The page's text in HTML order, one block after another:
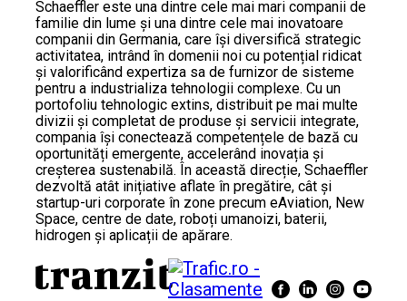
Schaeffler este una dintre cele mai mari companii de
familie din lume și una dintre cele mai inovatoare
companii din Germania, care își diversifică strategic
activitatea, intrând în domenii noi cu potențial ridicat
și valorificând expertiza sa de furnizor de sisteme
pentru a industrializa tehnologii complexe. Cu un
portofoliu tehnologic extins, distribuit pe mai multe
divizii și completat de produse și servicii integrate,
compania își conectează competențele de bază cu
oportunități emergente, accelerând inovația și
creșterea sustenabilă. În această direcție, Schaeffler
dezvoltă atât inițiative aflate în pregătire, cât și
startup-uri corporate în zone precum eAviation, New
Space, centre de date, roboți umanoizi, baterii,
hidrogen și aplicații de apărare.